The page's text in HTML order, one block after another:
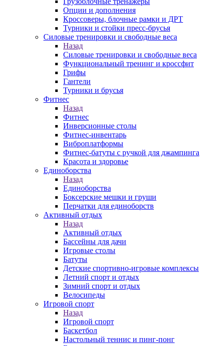
Опции и дополнения
Кроссоверы, блочные рамки и ДРТ
Турники и стойки пресс-брусья
Силовые тренировки и свободные веса
Назад
Силовые тренировки и свободные веса
Функциональный тренинг и кроссфит
Грифы
Гантели
Турники и брусья
Фитнес
Назад
Фитнес
Инверсионные столы
Фитнес-инвентарь
Виброплатформы
Фитнес-батуты с ручкой для джампинга
Красота и здоровье
Единоборства
Назад
Единоборства
Боксерские мешки и груши
Перчатки для единоборств
Активный отдых
Назад
Активный отдых
Бассейны для дачи
Игровые столы
Батуты
Детские спортивно-игровые комплексы
Летний спорт и отдых
Зимний спорт и отдых
Велосипеды
Игровой спорт
Назад
Игровой спорт
Баскетбол
Настольный теннис и пинг-понг